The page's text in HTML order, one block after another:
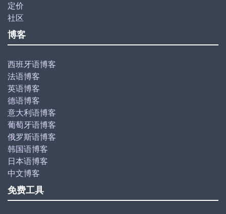
定价
社区
博客
西班牙语博客
法语博客
英语博客
德语博客
意大利语博客
葡萄牙语博客
俄罗斯语博客
韩国语博客
日本语博客
中文博客
免费工具